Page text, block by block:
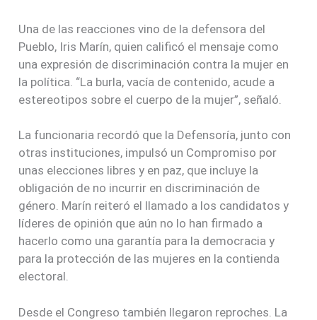
Una de las reacciones vino de la defensora del
Pueblo, Iris Marín, quien calificó el mensaje como
una expresión de discriminación contra la mujer en
la política. “La burla, vacía de contenido, acude a
estereotipos sobre el cuerpo de la mujer”, señaló.
La funcionaria recordó que la Defensoría, junto con
otras instituciones, impulsó un Compromiso por
unas elecciones libres y en paz, que incluye la
obligación de no incurrir en discriminación de
género. Marín reiteró el llamado a los candidatos y
líderes de opinión que aún no lo han firmado a
hacerlo como una garantía para la democracia y
para la protección de las mujeres en la contienda
electoral.
Desde el Congreso también llegaron reproches. La